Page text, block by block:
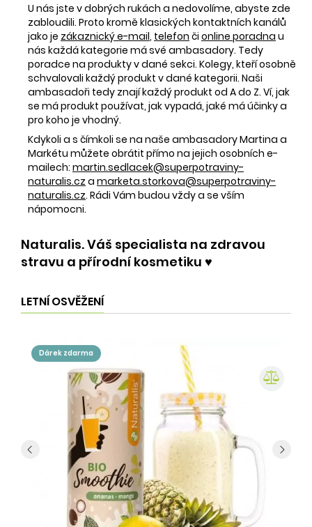
U nás jste v dobrých rukách a nedovolíme, abyste zde
zabloudili. Proto kromě klasických kontaktních kanálů
jako je zákaznický e-mail, telefon či online poradna u
nás každá kategorie má své ambasadory. Tedy
poradce na produkty v dané sekci. Kolegy, kteří osobně
schvalovali každý produkt v dané kategorii. Naši
ambasadoři tedy znají každý produkt od A do Z. Ví, jak
se má produkt používat, jak vypadá, jaké má účinky a
pro koho je vhodný.
Kdykoli a s čímkoli se na naše ambasadory Martina a
Markétu můžete obrátit přímo na jejich osobních e-
mailech: martin.sedlacek@superpotraviny-
naturalis.cz a marketa.storkova@superpotraviny-
naturalis.cz. Rádi Vám budou vždy a se vším
nápomocni.
Naturalis. Váš specialista na zdravou
stravu a přírodní kosmetiku ♥️
LETNÍ OSVĚŽENÍ
dárek zdarma